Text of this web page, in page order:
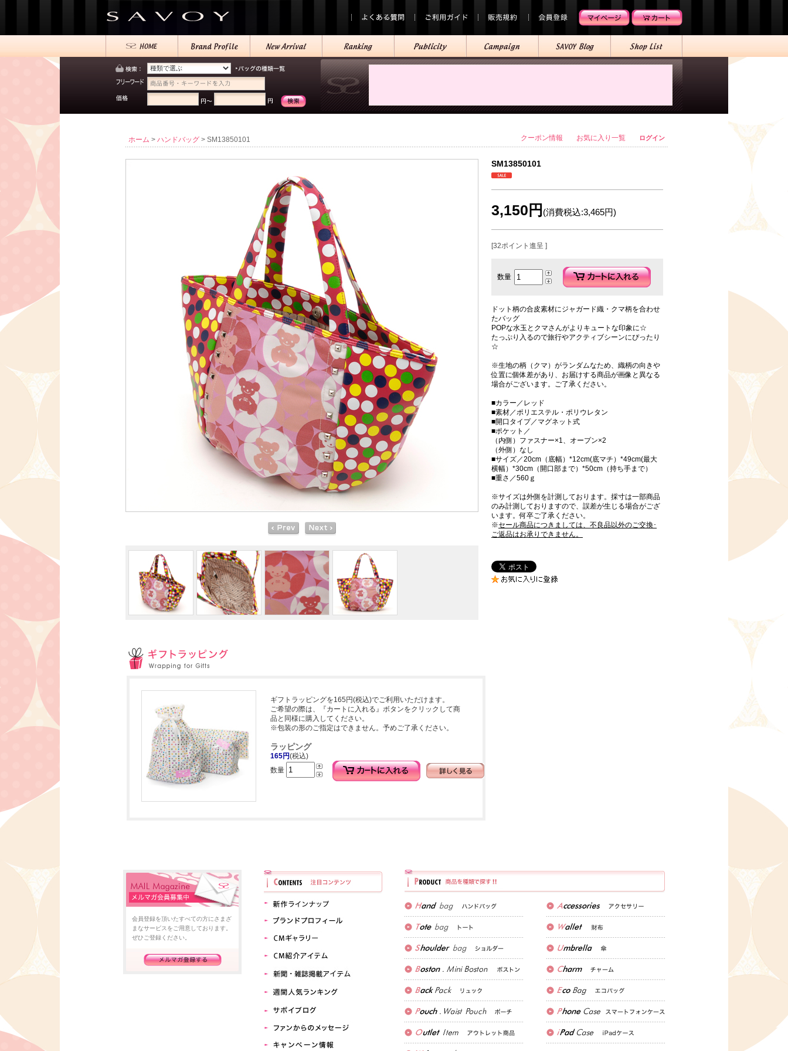
クーポン情報 お気に入り一覧 ログイン
ホーム > ハンドバッグ > SM13850101
SM13850101
ドット柄の合皮素材にジャガード織・クマ柄を合わせ
たバッグ
POPな水玉とクマさんがよりキュートな印象に☆
たっぷり入るので旅行やアクティブシーンにぴったり
☆
※生地の柄（クマ）がランダムなため、織柄の向きや
位置に個体差があり、お届けする商品が画像と異なる
場合がございます。ご了承ください。
■カラー／レッド
■素材／ポリエステル・ポリウレタン
■開口タイプ／マグネット式
■ポケット／
（内側）ファスナー×1、オープン×2
（外側）なし
■サイズ／20cm（底幅）*12cm(底マチ）*49cm(最大
横幅）*30cm（開口部まで）*50cm（持ち手まで）
■重さ／560ｇ
※サイズは外側を計測しております。採寸は一部商品
のみ計測しておりますので、誤差が生じる場合がござ
います。何卒ご了承ください。
※セール商品につきましては、不良品以外のご交換･
ご返品はお承りできません。
3,150円 (消費税込:3,465円)
[32ポイント進呈 ]
数量
ギフトラッピングを165円(税込)でご利用いただけます。
ご希望の際は、『カートに入れる』ボタンをクリックして商
品と同様に購入してください。
※包装の形のご指定はできません。予めご了承ください。
ラッピング
165円(税込)
数量
会員登録を頂いたすべての方にさまざ
まなサービスをご用意しております。
ぜひご登録ください。